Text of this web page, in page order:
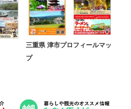
三重県 津市プロフィールマッ
プ